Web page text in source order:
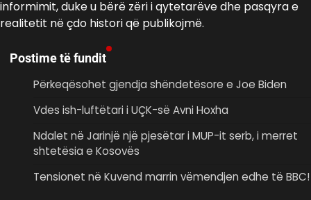
informimit, duke u bërë zëri i qytetarëve dhe pasqyra e
realitetit në çdo histori që publikojmë.
Postime të fundit
Përkeqësohet gjendja shëndetësore e Joe Biden
Vdes ish-luftëtari i UÇK-së Avni Hoxha
Ndalet në Jarinjë një pjesëtar i MUP-it serb, i merret
shtetësia e Kosovës
Tensionet në Kuvend marrin vëmendjen edhe të BBC!